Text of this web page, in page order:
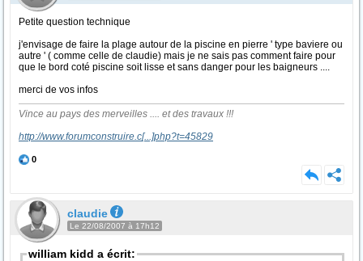
Petite question technique
j'envisage de faire la plage autour de la piscine en pierre ' type baviere ou
autre ' ( comme celle de claudie) mais je ne sais pas comment faire pour
que le bord coté piscine soit lisse et sans danger pour les baigneurs ....
merci de vos infos
Vince au pays des merveilles .... et des travaux !!!
http://www.forumconstruire.c[...]php?t=45829
0
claudie
Le 22/08/2007 à 17h12
william kidd a écrit: